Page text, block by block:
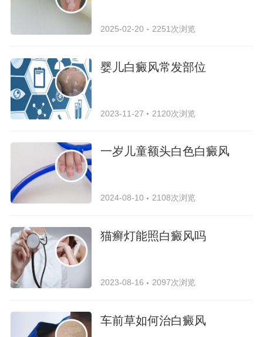
2025-02-20 2251次浏览
婴儿白癜风常发部位
2023-11-27 2120次浏览
一岁儿童额头白色白癜风
2024-08-10 2108次浏览
猫癣灯能照白癜风吗
2023-08-16 2097次浏览
车前草如何治白癜风